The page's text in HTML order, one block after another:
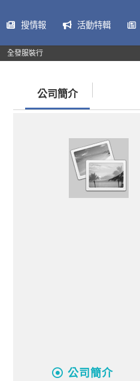
搜情報 活動特輯
全發服裝行
公司簡介
公司簡介